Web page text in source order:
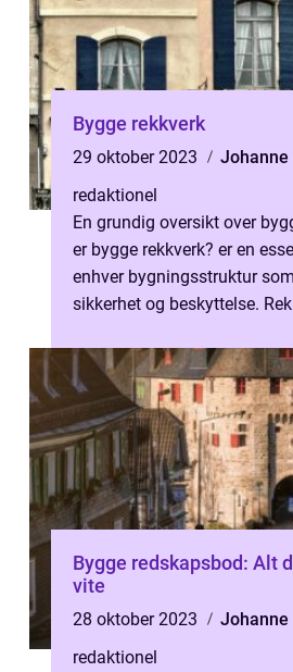
Bygge rekkverk
29 oktober 2023
Johanne
redaktionel
En grundig oversikt over
er bygge rekkverk? er en
enhver bygningsstruktur
sikkerhet og beskyttelse.
Bygge redskapsbod: Alt
vite
28 oktober 2023
Johanne
redaktionel